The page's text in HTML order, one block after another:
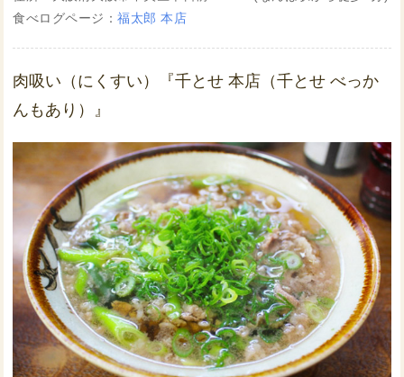
食べログページ：福太郎 本店
肉吸い（にくすい）『千とせ 本店（千とせ べっか
んもあり）』